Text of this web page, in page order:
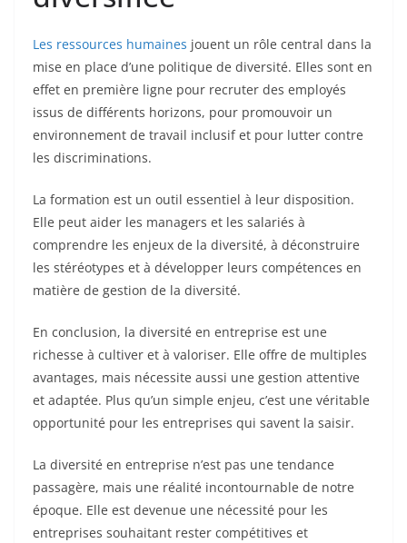
Les ressources humaines jouent un rôle central dans la
mise en place d’une politique de diversité. Elles sont en
effet en première ligne pour recruter des employés
issus de différents horizons, pour promouvoir un
environnement de travail inclusif et pour lutter contre
les discriminations.
La formation est un outil essentiel à leur disposition.
Elle peut aider les managers et les salariés à
comprendre les enjeux de la diversité, à déconstruire
les stéréotypes et à développer leurs compétences en
matière de gestion de la diversité.
En conclusion, la diversité en entreprise est une
richesse à cultiver et à valoriser. Elle offre de multiples
avantages, mais nécessite aussi une gestion attentive
et adaptée. Plus qu’un simple enjeu, c’est une véritable
opportunité pour les entreprises qui savent la saisir.
La diversité en entreprise n’est pas une tendance
passagère, mais une réalité incontournable de notre
époque. Elle est devenue une nécessité pour les
entreprises souhaitant rester compétitives et